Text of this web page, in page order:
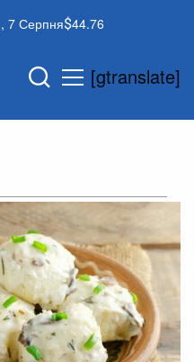
7 Серпня 44.76
[gtranslate]